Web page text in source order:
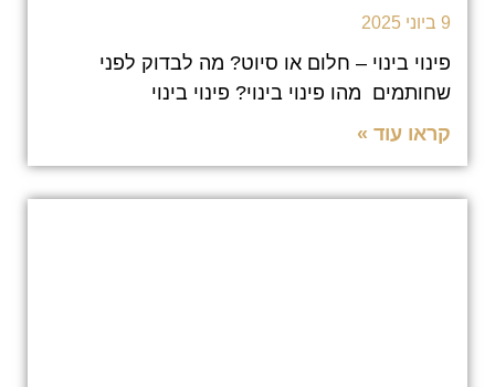
9 ביוני 2025
פינוי בינוי – חלום או סיוט? מה לבדוק לפני
שחותמים מהו פינוי בינוי? פינוי בינוי
קראו עוד »